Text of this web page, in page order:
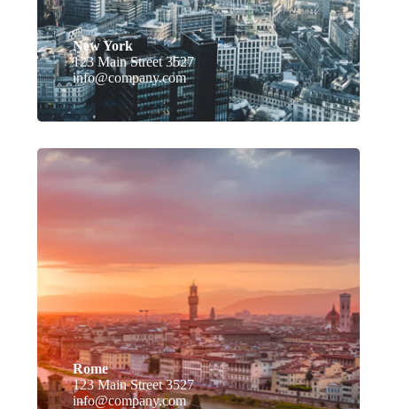
New York
123 Main Street 3527
info@company.com
Rome
123 Main Street 3527
info@company.com